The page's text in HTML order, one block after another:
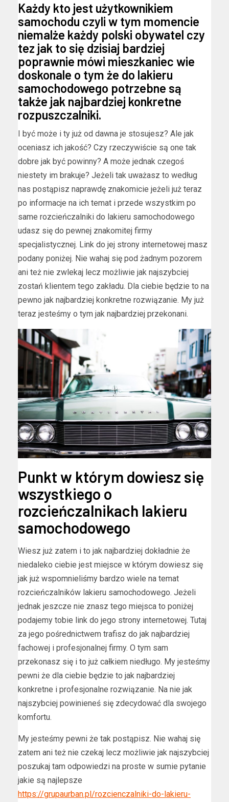
Każdy kto jest użytkownikiem
samochodu czyli w tym momencie
niemalże każdy polski obywatel czy
tez jak to się dzisiaj bardziej
poprawnie mówi mieszkaniec wie
doskonale o tym że do lakieru
samochodowego potrzebne są
także jak najbardziej konkretne
rozpuszczalniki.
I być może i ty już od dawna je stosujesz? Ale jak
oceniasz ich jakość? Czy rzeczywiście są one tak
dobre jak być powinny? A może jednak czegoś
niestety im brakuje? Jeżeli tak uważasz to według
nas postąpisz naprawdę znakomicie jeżeli już teraz
po informacje na ich temat i przede wszystkim po
same rozcieńczalniki do lakieru samochodowego
udasz się do pewnej znakomitej firmy
specjalistycznej. Link do jej strony internetowej masz
podany poniżej. Nie wahaj się pod żadnym pozorem
ani też nie zwlekaj lecz możliwie jak najszybciej
zostań klientem tego zakładu. Dla ciebie będzie to na
pewno jak najbardziej konkretne rozwiązanie. My już
teraz jesteśmy o tym jak najbardziej przekonani.
Punkt w którym dowiesz się
wszystkiego o
rozcieńczalnikach lakieru
samochodowego
Wiesz już zatem i to jak najbardziej dokładnie że
niedaleko ciebie jest miejsce w którym dowiesz się
jak już wspomnieliśmy bardzo wiele na temat
rozcieńczalników lakieru samochodowego. Jeżeli
jednak jeszcze nie znasz tego miejsca to poniżej
podajemy tobie link do jego strony internetowej. Tutaj
za jego pośrednictwem trafisz do jak najbardziej
fachowej i profesjonalnej firmy. O tym sam
przekonasz się i to już całkiem niedługo. My jesteśmy
pewni że dla ciebie będzie to jak najbardziej
konkretne i profesjonalne rozwiązanie. Na nie jak
najszybciej powinieneś się zdecydować dla swojego
komfortu.
My jesteśmy pewni że tak postąpisz. Nie wahaj się
zatem ani też nie czekaj lecz możliwie jak najszybciej
poszukaj tam odpowiedzi na proste w sumie pytanie
jakie są najlepsze
https://grupaurban.pl/rozcienczalniki-do-lakieru-